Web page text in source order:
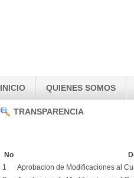
INICIO QUIENES SOMOS
TRANSPARENCIA
No
1
Aprobacion de Modificaciones al